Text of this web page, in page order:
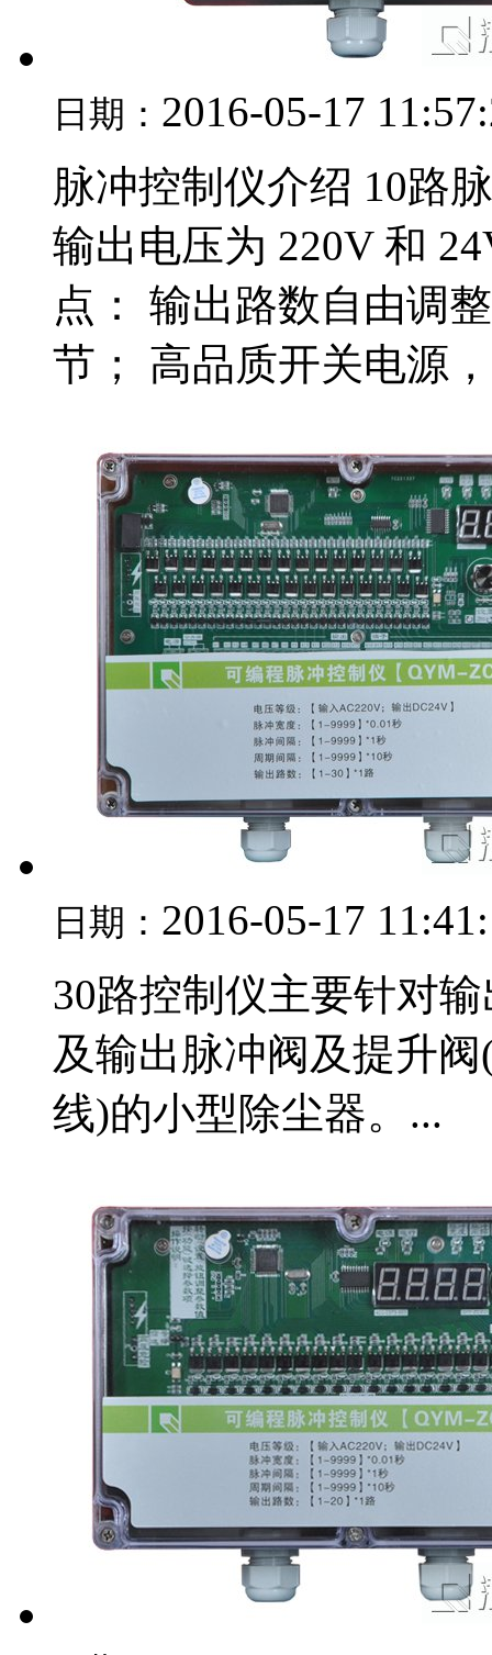
日期： 2016-05-17
脉冲控制仪介绍 10路
输出电压为 220V 和
点： 输出路数自由调
节； 高品质开关电源
日期： 2016-05-17
30路控制仪主要针对
及输出脉冲阀及提升
线)的小型除尘器。...